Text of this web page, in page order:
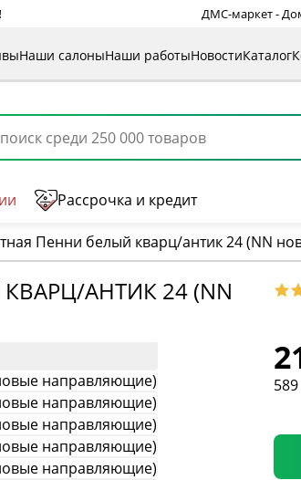
ДМС-маркет -
Наши салоныНаши работыНовостиКаталог
Рассрочка и кредит
Пенни белый кварц/антик 24 (NN
АНТИК 24 (NN
589
*
*